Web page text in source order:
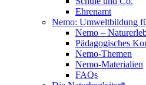
Ehrenamt
Nemo: Umweltbildung
Nemo –
Pädagogisches
Nemo-Themen
Nemo-Materialien
FAQs